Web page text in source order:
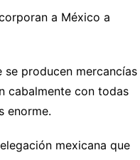
a México a
producen mercancías
cabalmente con todas
enorme.
mexicana que